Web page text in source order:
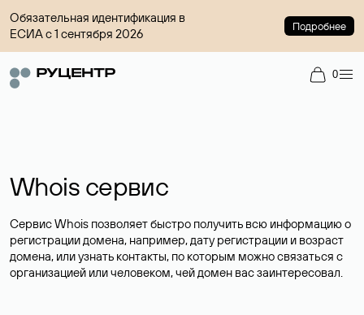
Обязательная идентификация в
ЕСИА с 1 сентября 2026
Подробнее
0
Whois сервис
Сервис Whois позволяет быстро получить всю информацию о
регистрации домена, например, дату регистрации и возраст
домена, или узнать контакты, по которым можно связаться с
организацией или человеком, чей домен вас заинтересовал.